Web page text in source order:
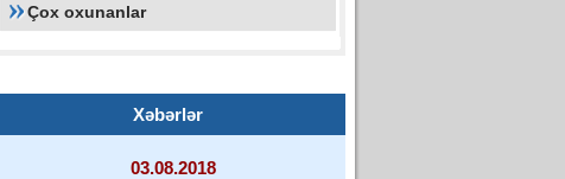
Çox oxunanlar
Xəbərlər
03.08.2018